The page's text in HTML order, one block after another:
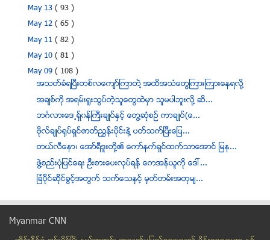
May 13( 93 )
May 12( 65 )
May 11( 82 )
May 10( 81 )
May 09( 108 )
အသတ္ခံရၿပီးတစ္လေက်ာ္ႀကာတဲ႔ အထိအသံေတြႀကားႀကားေနရလို႔
အခ်စ္ကို အရမ္းရူးသြပ္တဲ့သူေတြထဲမွာ သူမပါဘူးလုိ႔ ဆိ...
ဘဂၤလားေဒ႕ရွ္၀န္ႀကီးခ်ဳပ္ႏွင့္ ေတြ႔ဆံုစဥ္ ကာခ်ဳပ္(ေ...
ဗိုလ္ခ်ဳပ္႐ုပ္ရွင္ဇာတ္ၫႊန္းပိုင္းနဲ႔ ပတ္သက္ၿပီးေျပ...
တယ္လီေနာ၊ ေအာ္ရီဒူးတို႔၏ ေကာ္နက္ရွင္ထက္သာေအာင္ ျမန...
ဖြဲ႔စည္းပံုျပင္ေရး ဦးစားေပးလုပ္ရန္ ေကအန္ယူကုိ ေဒၚ...
ျခံပို္င္ဆို္င္ခြင့္အတြက္ သက္ေသႏွင့္ မွတ္တမ္းအတုမ်...
ရခိုင္ျပည္နယ္တ၀န္း မီးထိန္ထိန္လင္းေတာ့မည္
Myanmar CNN